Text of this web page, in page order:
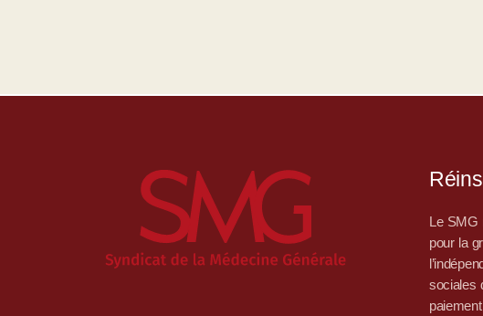
Le SMG
pour la
sociales